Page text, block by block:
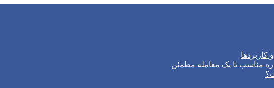
کاربردها
مناسب تا یک معامله مطمئن